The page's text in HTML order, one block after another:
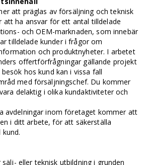
att präglas av försäljning och teknisk
att ha ansvar för ett antal tilldelade
och OEM-marknaden, som innebär
tilldelade kunder i frågor om
och produktnyheter. I arbetet
offertförfrågningar gällande projekt
hos kund kan i vissa fall
med försäljningschef. Du kommer
delaktig i olika kundaktiviteter och
avdelningar inom företaget kommer att
i ditt arbete, för att säkerställa
eller teknisk utbildning i grunden